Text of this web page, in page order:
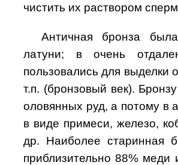
чистить их раствором
Античная бронза
латуни; в очень
пользовались для выделки
т.п. (бронзовый век).
оловянных руд, а потому в
в виде примеси, железо,
др. Наиболее старинная
приблизительно 88%